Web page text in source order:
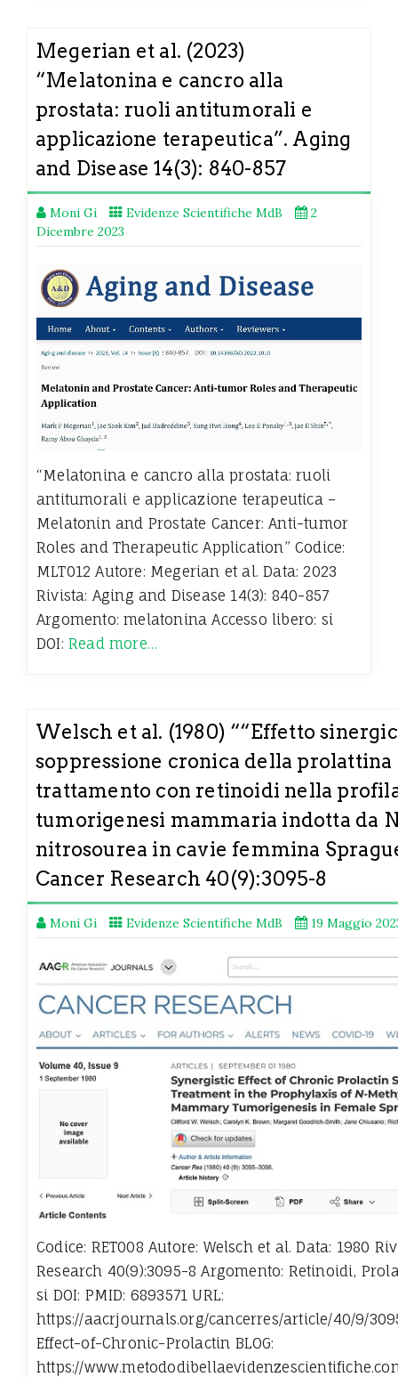
Megerian et al. (2023)
“Melatonina e cancro alla
prostata: ruoli antitumorali e
applicazione terapeutica”. Aging
and Disease 14(3): 840-857
Moni Gi Evidenze Scientifiche MdB
2
Dicembre 2023
“Melatonina e cancro alla prostata: ruoli
antitumorali e applicazione terapeutica –
Melatonin and Prostate Cancer: Anti-tumor
Roles and Therapeutic Application” Codice:
MLT012 Autore: Megerian et al. Data: 2023
Rivista: Aging and Disease 14(3): 840-857
Argomento: melatonina Accesso libero: si
DOI: Read more…
Welsch et al. (1980) ““Effetto
soppressione cronica della prolattina
trattamento con retinoidi nella
tumorigenesi mammaria indotta da
nitrosourea in cavie femmina
Cancer Research 40(9):3095-8
Moni Gi Evidenze Scientifiche MdB 19 Maggio
Codice: RET008 Autore: Welsch et al. Data: 1980
Research 40(9):3095-8 Argomento: Retinoidi,
si DOI: PMID: 6893571 URL:
https://aacrjournals.org/cancerres/article/40/9/
Effect-of-Chronic-Prolactin BLOG:
https://